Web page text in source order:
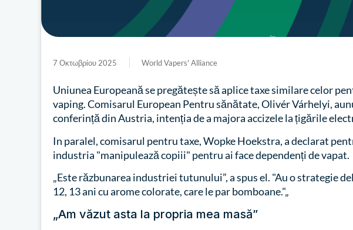
7 Οκτωβρίου 2025 World Vapers' Alliance
Uniunea Europeană se pregătește să aplice taxe similare celor
vaping. Comisarul European Pentru sănătate, Olivér Várhelyi,
conferință din Austria, intenția de a majora accizele la țigările
In paralel, comisarul pentru taxe, Wopke Hoekstra, a declarat
industria "manipulează copiii" pentru ai face dependenți de vapat.
„Este răzbunarea industriei tutunului”, a spus el. "Au o strategie
12, 13 ani cu arome colorate, care le par bomboane."„
„Am văzut asta la propria mea masă”